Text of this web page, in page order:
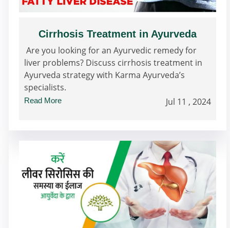
Cirrhosis Treatment in Ayurveda
Are you looking for an Ayurvedic remedy for
liver problems? Discuss cirrhosis treatment in
Ayurveda strategy with Karma Ayurveda’s
specialists.
Read More Jul 11 , 2024